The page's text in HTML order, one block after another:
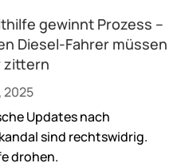
gewinnt Prozess –
Diesel-Fahrer müssen
zittern
2025
Updates nach
sind rechtswidrig.
drohen.